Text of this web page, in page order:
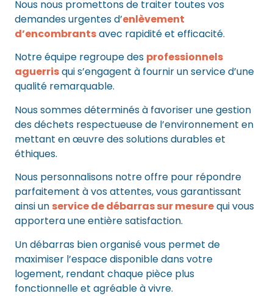
Nous nous promettons de traiter toutes vos
demandes urgentes d’enlèvement
d’encombrantsavec rapidité et efficacité.
Notre équipe regroupe des professionnels
aguerrisqui s’engagent à fournir un service d’une
qualité remarquable.
Nous sommes déterminés à favoriser une gestion
des déchets respectueuse de l’environnement en
mettant en œuvre des solutions durables et
éthiques.
Nous personnalisons notre offre pour répondre
parfaitement à vos attentes, vous garantissant
ainsi un service de débarras sur mesurequi vous
apportera une entière satisfaction.
Un débarras bien organisé vous permet de
maximiser l’espace disponible dans votre
logement, rendant chaque pièce plus
fonctionnelle et agréable à vivre.